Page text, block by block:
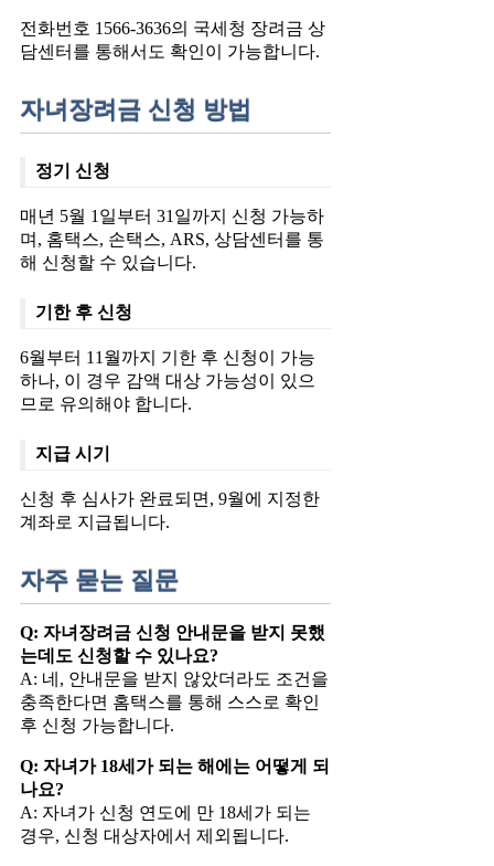
전화번호 1566-3636의 국세청 장려금 상
담센터를 통해서도 확인이 가능합니다.
자녀장려금 신청 방법
정기 신청
매년 5월 1일부터 31일까지 신청 가능하
며, 홈택스, 손택스, ARS, 상담센터를 통
해 신청할 수 있습니다.
기한 후 신청
6월부터 11월까지 기한 후 신청이 가능
하나, 이 경우 감액 대상 가능성이 있으
므로 유의해야 합니다.
지급 시기
신청 후 심사가 완료되면, 9월에 지정한
계좌로 지급됩니다.
자주 묻는 질문
Q: 자녀장려금 신청 안내문을 받지 못했
는데도 신청할 수 있나요?
A: 네, 안내문을 받지 않았더라도 조건을
충족한다면 홈택스를 통해 스스로 확인
후 신청 가능합니다.
Q: 자녀가 18세가 되는 해에는 어떻게 되
나요?
A: 자녀가 신청 연도에 만 18세가 되는
경우, 신청 대상자에서 제외됩니다.